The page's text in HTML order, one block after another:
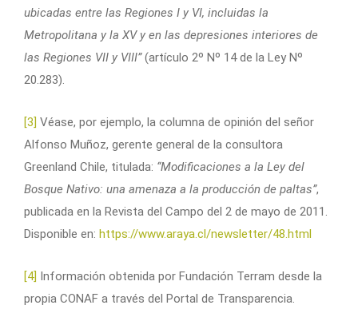
ubicadas entre las Regiones I y VI, incluidas la
Metropolitana y la XV y en las depresiones interiores de
las Regiones VII y VIII”(artículo 2º Nº 14 de la Ley Nº
20.283).
[3] Véase, por ejemplo, la columna de opinión del señor
Alfonso Muñoz, gerente general de la consultora
Greenland Chile, titulada: “Modificaciones a la Ley del
Bosque Nativo: una amenaza a la producción de paltas”,
publicada en la Revista del Campo del 2 de mayo de 2011.
Disponible en: https://www.araya.cl/newsletter/48.html
[4] Información obtenida por Fundación Terram desde la
propia CONAF a través del Portal de Transparencia.